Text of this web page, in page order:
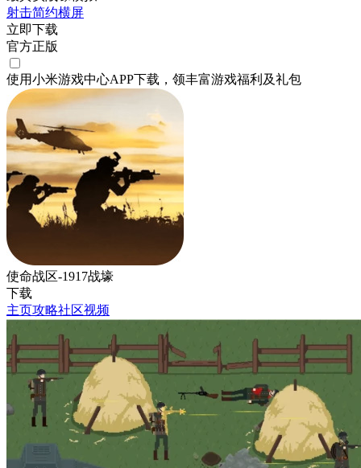
射击简约横屏
立即下载
官方正版
使用小米游戏中心APP下载 ，领丰富游戏福利 及礼包
使命战区-1917战壕
下载
主页攻略社区视频